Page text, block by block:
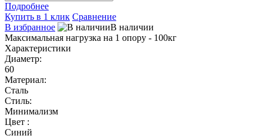
Подробнее
Купить в 1 клик Сравнение
В избранное
В наличии
Максимальная нагрузка на 1 опору - 100кг
Характеристики
Диаметр:
60
Материал:
Сталь
Стиль:
Минимализм
Цвет :
Синий